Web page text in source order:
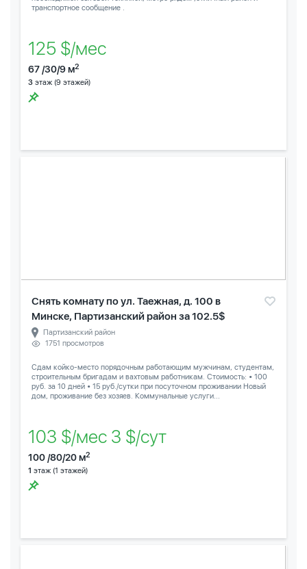
транспортное сообщение .
125 $/мес
67 /30/9 м2
3 этаж (9 этажей)
Снять комнату по ул. Таежная, д. 100 в
Минске, Партизанский район за 102.5$
Партизанский район
1751 просмотров
Сдам койко-место порядочным работающим мужчинам, студентам,
строительным бригадам и вахтовым работникам. Стоимость: • 100
руб. за 10 дней • 15 руб./сутки при посуточном проживании Новый
дом, проживание без хозяев. Коммунальные услуги...
103 $/мес 3 $/сут
100 /80/20 м2
1 этаж (1 этажей)